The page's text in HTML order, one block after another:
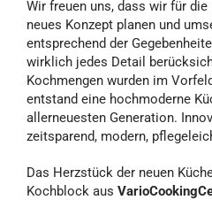
Wir freuen uns, dass wir für
neues Konzept planen und
entsprechend der
wirklich jedes Detail
Kochmengen wurden im
entstand eine hochmoderne
allerneuesten Generation.
zeitsparend, modern,
Das Herzstück der neuen
Kochblock aus